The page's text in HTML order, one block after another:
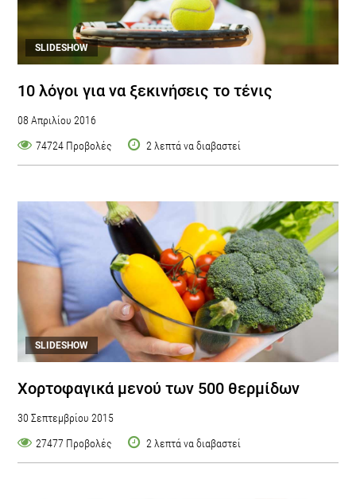
SLIDESHOW
10 λόγοι για να ξεκινήσεις το τένις
08 Απριλίου 2016
74724 Προβολές
2 λεπτά να διαβαστεί
SLIDESHOW
Χορτοφαγικά μενού των 500 θερμίδων
30 Σεπτεμβρίου 2015
27477 Προβολές
2 λεπτά να διαβαστεί